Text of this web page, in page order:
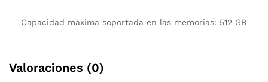
Capacidad máxima soportada en las memorias: 512 GB
Valoraciones (0)